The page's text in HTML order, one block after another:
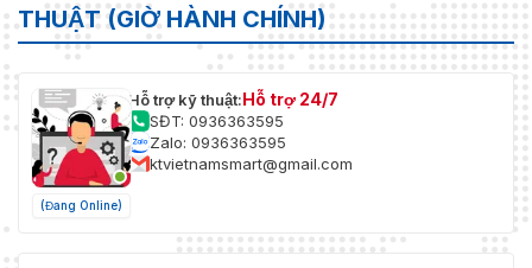
THUẬT (GIỜ HÀNH CHÍNH)
(Đang Online)
Hỗ trợ kỹ thuật:Hỗ trợ 24/7
SĐT: 0936363595
Zalo: 0936363595
ktvietnamsmart@gmail.com